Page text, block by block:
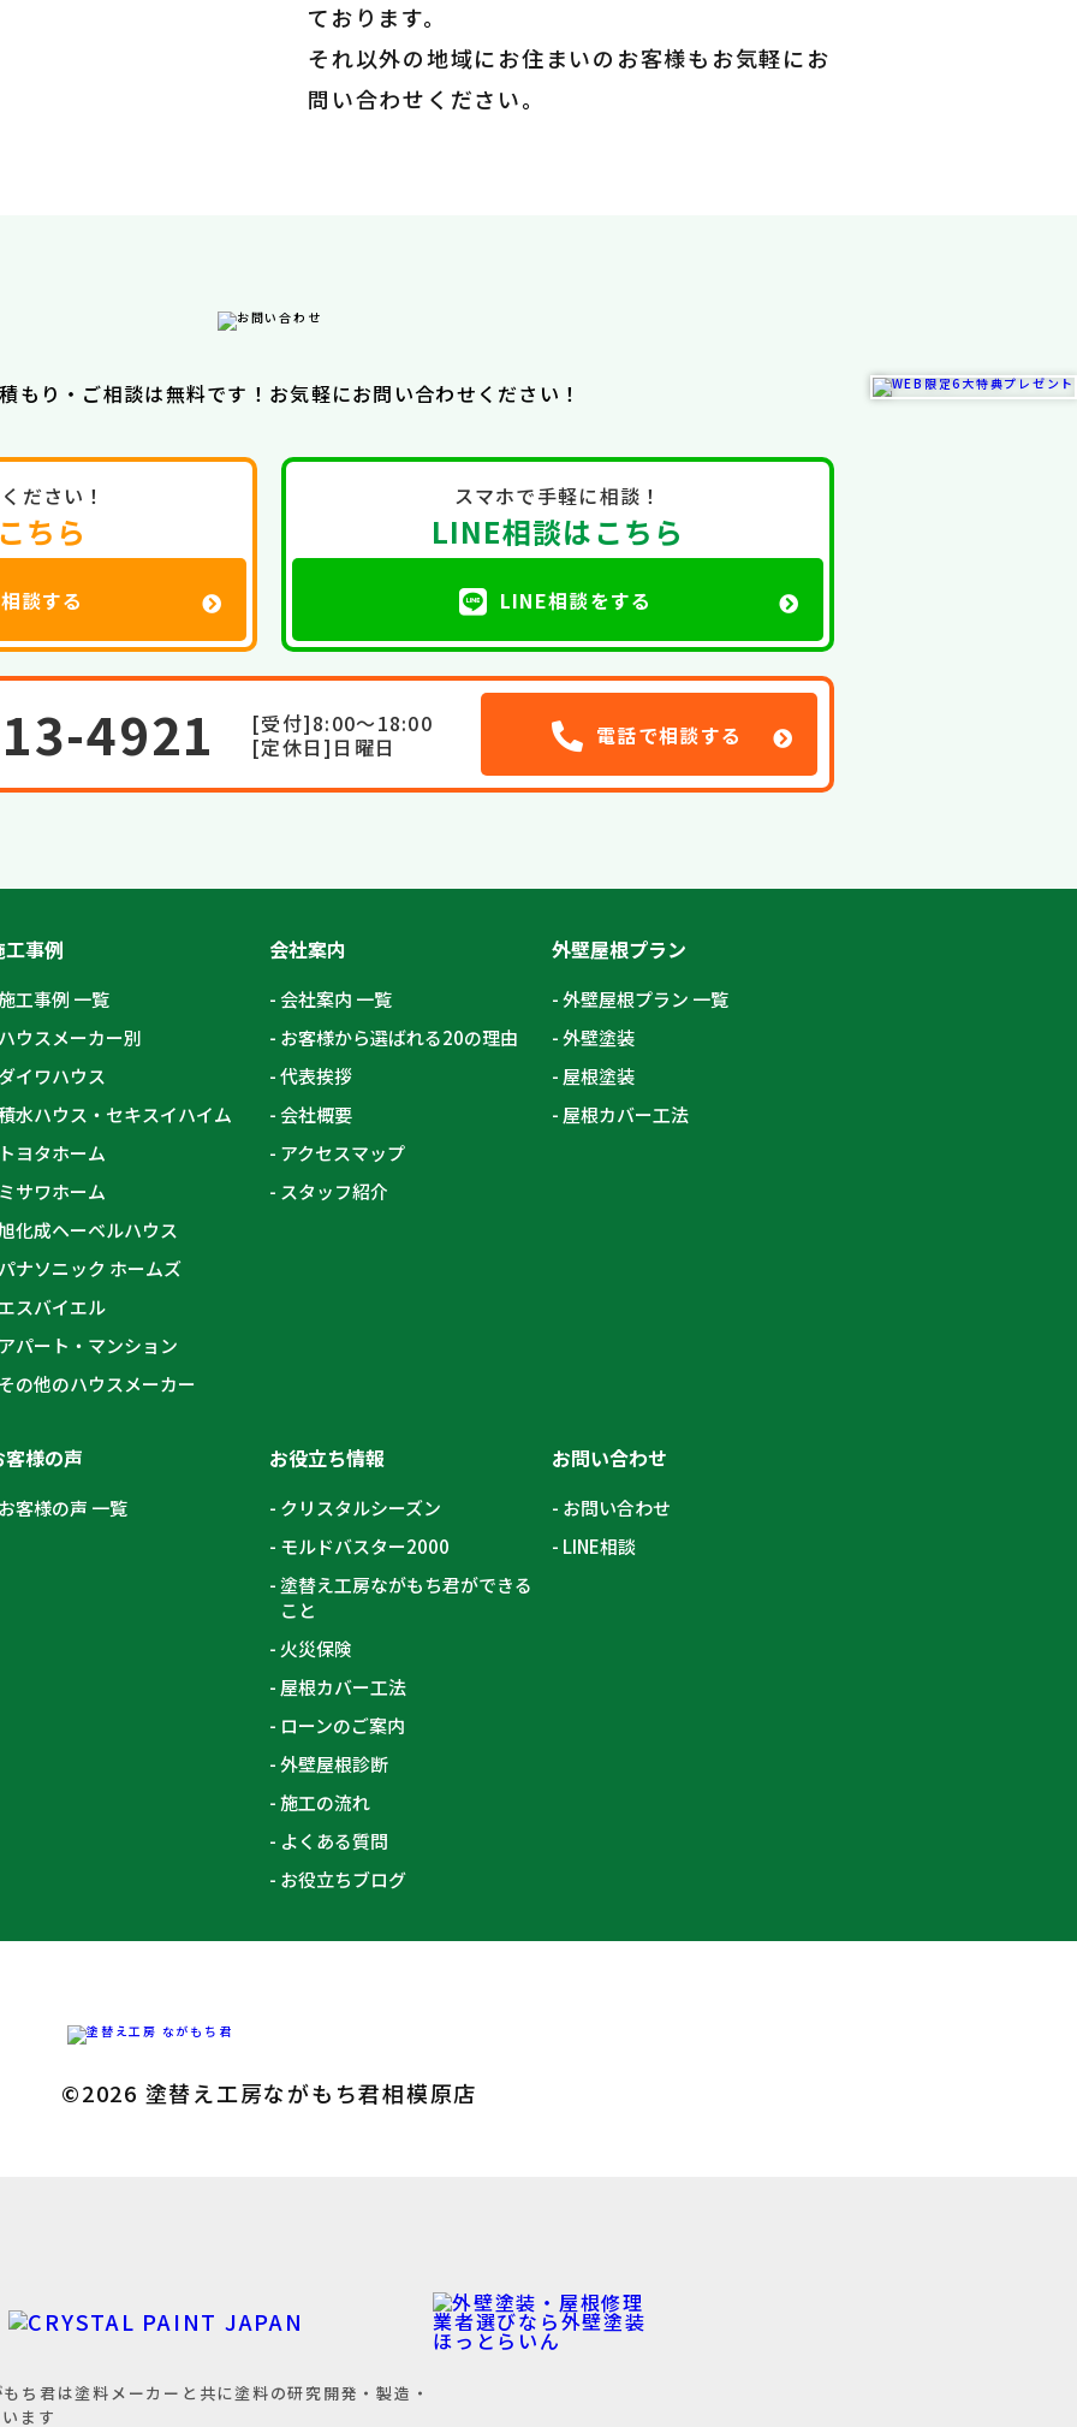
ております。
それ以外の地域にお住まいのお客様もお気軽にお
問い合わせください。
もり・ご相談は無料です！ お気軽にお問い合わせください！
ださい！
ちら
談する
スマホで手軽に相談！
LINE相談はこちら
LINE相談をする
4921
[受付]8:00～18:00
[定休日]日曜日
電話で相談する
工事例
工事例 一覧
ウスメーカー別
イワハウス
水ハウス・セキスイハイム
ヨタホーム
サワホーム
化成ヘーベルハウス
ナソニック ホームズ
スバイエル
パート・マンション
の他のハウスメーカー
会社案内
会社案内 一覧
お客様から選ばれる20の理由
代表挨拶
会社概要
アクセスマップ
スタッフ紹介
外壁屋根プラン
外壁屋根プラン 一覧
外壁塗装
屋根塗装
屋根カバー工法
客様の声
客様の声 一覧
お役立ち情報
クリスタルシーズン
モルドバスター2000
塗替え工房ながもち君ができる
こと
火災保険
屋根カバー工法
ローンのご案内
外壁屋根診断
施工の流れ
よくある質問
お役立ちブログ
お問い合わせ
お問い合わせ
LINE相談
©2026 塗替え工房ながもち君相模原店
ち君は塗料メーカーと共に塗料の研究開発・製造・
ます